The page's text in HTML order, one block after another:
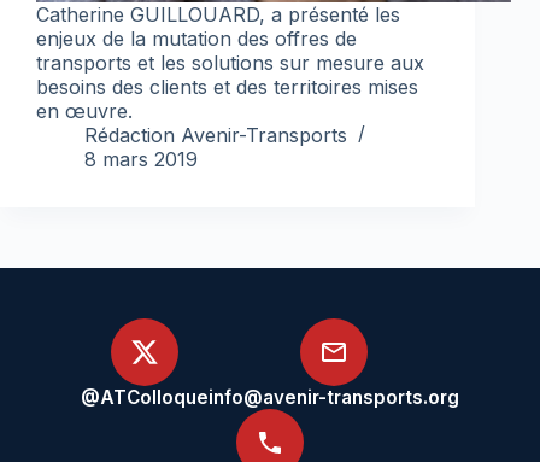
Catherine GUILLOUARD, a présenté les
enjeux de la mutation des offres de
transports et les solutions sur mesure aux
besoins des clients et des territoires mises
en œuvre.
Rédaction Avenir-Transports
8 mars 2019
@ATColloqueinfo@avenir-transports.org